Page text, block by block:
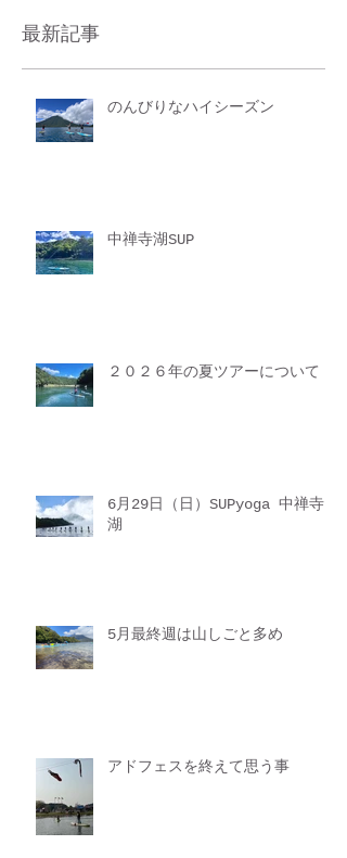
最新記事
のんびりなハイシーズン
中禅寺湖SUP
２０２６年の夏ツアーについて
6月29日（日）SUPyoga 中禅寺
湖
5月最終週は山しごと多め
アドフェスを終えて思う事